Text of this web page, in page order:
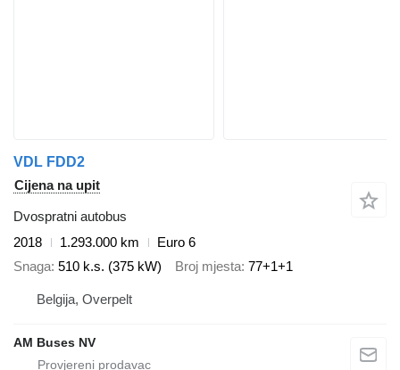
VDL FDD2
Cijena na upit
Dvospratni autobus
2018
1.293.000 km
Euro 6
Snaga 510 k.s. (375 kW) Broj mjesta 77+1+1
Belgija, Overpelt
AM Buses NV